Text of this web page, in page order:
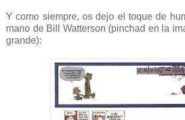
Y como siempre, os dejo el toque de
mano de Bill Watterson (pinchad en la
grande):